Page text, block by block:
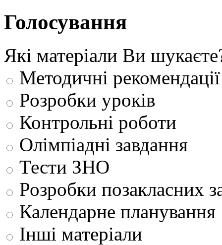
Голосування
Які матеріали Ви
Методичні рекомендації
Розробки уроків
Контрольні роботи
Олімпіадні завдання
Тести ЗНО
Розробки позакласних
Календарне планування
Інші матеріали